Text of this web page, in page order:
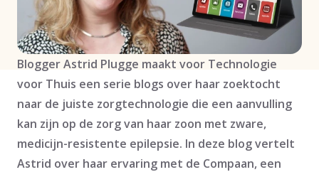
Blogger Astrid Plugge maakt voor Technologie
voor Thuis een serie blogs over haar zoektocht
naar de juiste zorgtechnologie die een aanvulling
kan zijn op de zorg van haar zoon met zware,
medicijn-resistente epilepsie. In deze blog vertelt
Astrid over haar ervaring met de Compaan, een